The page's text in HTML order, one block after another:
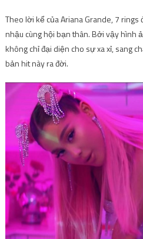
Theo lời kể của Ariana Grande, 7 rings
nhậu cùng hội bạn thân. Bởi vậy hình
không chỉ đại diện cho sự xa xỉ, sang
bản hit này ra đời.